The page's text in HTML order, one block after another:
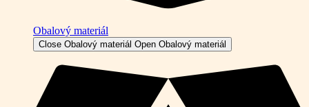
Obalový materiál
Close Obalový materiál Open Obalový materiál